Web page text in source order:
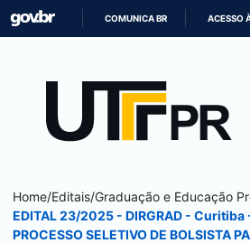
CONTEÚDO
COMUNICA BR ACESSO
Home/Editais/Graduação e Educação
EDITAL 23/2025 - DIRGRAD - Curitiba
PROCESSO SELETIVO DE BOLSISTA